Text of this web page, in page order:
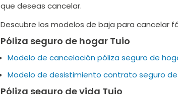
que deseas cancelar.
Descubre los modelos de baja para cancelar
Póliza seguro de hogar Tuio
Modelo de cancelación póliza seguro de
Modelo de desistimiento contrato seguro de
Póliza seguro de vida Tuio